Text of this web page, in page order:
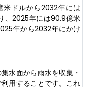
ドルから2032年には
、2025年には90.9億米
年から2032年にかけ
水面から雨水を収集・
用することです。これ